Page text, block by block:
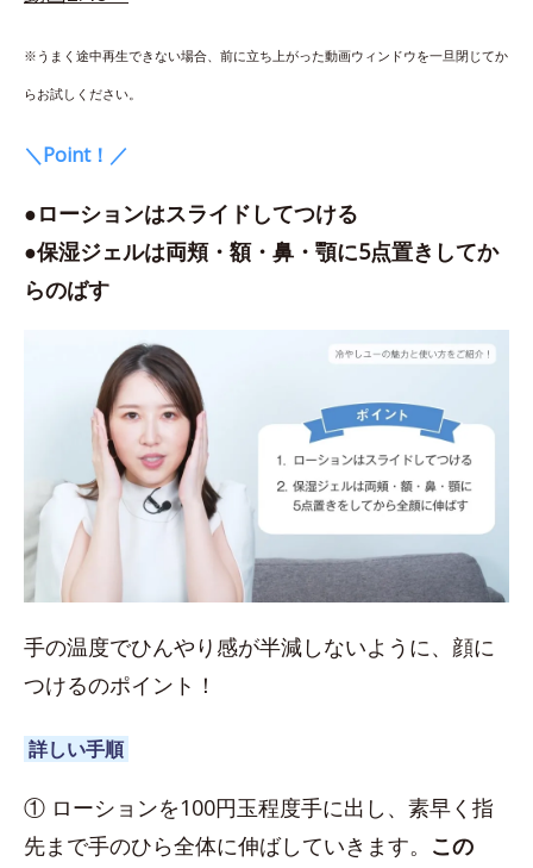
※うまく途中再生できない場合、前に立ち上がった動画ウィンドウを一旦閉じてか
らお試しください。
＼Point！／
●ローションはスライドしてつける
●保湿ジェルは両頬・額・鼻・顎に5点置きしてか
らのばす
手の温度でひんやり感が半減しないように、顔に
つけるのポイント！
詳しい手順
① ローションを100円玉程度手に出し、素早く指
先まで手のひら全体に伸ばしていきます。 この